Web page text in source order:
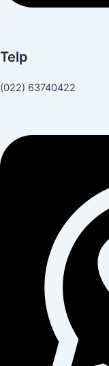
Telp
(022) 63740422